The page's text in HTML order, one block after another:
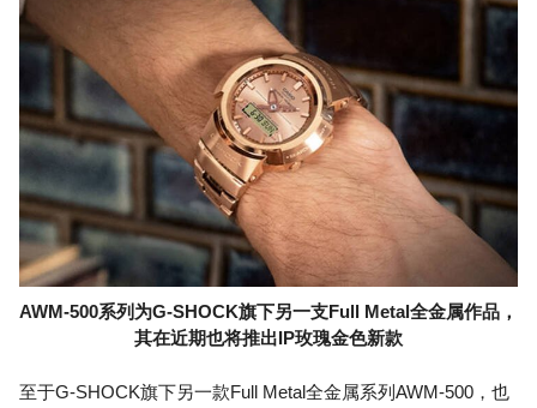
AWM-500系列为G-SHOCK旗下另一支Full Metal全金属作品，
其在近期也将推出IP玫瑰金色新款
至于G-SHOCK旗下另一款Full Metal全金属系列AWM-500，也